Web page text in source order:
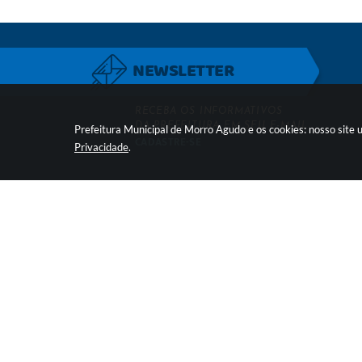
Prefeitura Municipal de Morro Agudo e os cookies: nosso site
Privacidade.
NEWSLETTER
DA PREFEITURA EM SEU E-MAIL